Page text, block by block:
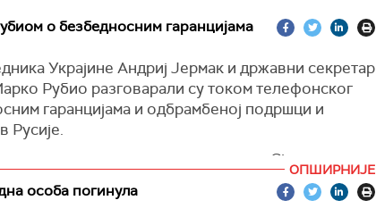
о безбедносним гаранцијама
Украјине Андриј Јермак и државни секретар
Рубио разговарали су током телефонског
гаранцијама и одбрамбеној подршци и
Русије.
са државним секретаром Сједињених
дужности саветника за националну
Сједињених Држава Марком Рубиом ", објавио
ОПШИРНИЈЕ
особа погинула